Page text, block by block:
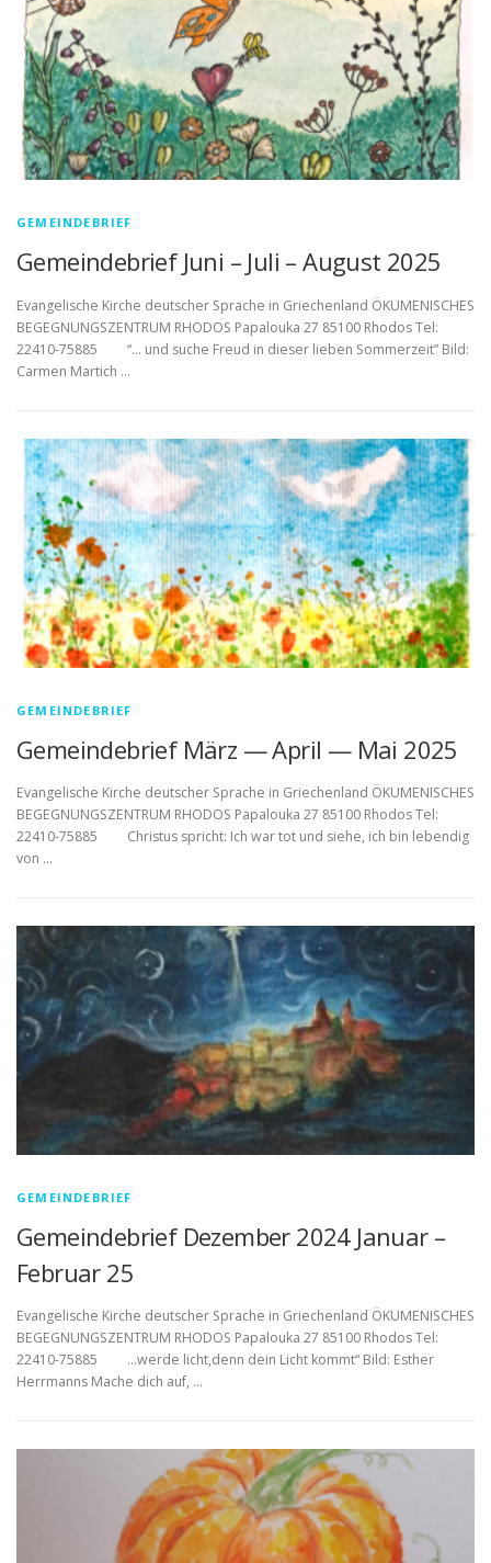
GEMEINDEBRIEF
Gemeindebrief Juni – Juli – August 2025
Evangelische Kirche deutscher Sprache in Griechenland ÖKUMENISCHES
BEGEGNUNGSZENTRUM RHODOS Papalouka 27 85100 Rhodos Tel:
22410-75885 “… und suche Freud in dieser lieben Sommerzeit” Bild:
Carmen Martich …
GEMEINDEBRIEF
Gemeindebrief März — April — Mai 2025
Evangelische Kirche deutscher Sprache in Griechenland ÖKUMENISCHES
BEGEGNUNGSZENTRUM RHODOS Papalouka 27 85100 Rhodos Tel:
22410-75885 Christus spricht: Ich war tot und siehe, ich bin lebendig
von …
GEMEINDEBRIEF
Gemeindebrief Dezember 2024 Januar –
Februar 25
Evangelische Kirche deutscher Sprache in Griechenland ÖKUMENISCHES
BEGEGNUNGSZENTRUM RHODOS Papalouka 27 85100 Rhodos Tel:
22410-75885 …werde licht,denn dein Licht kommt“ Bild: Esther
Herrmanns Mache dich auf, …